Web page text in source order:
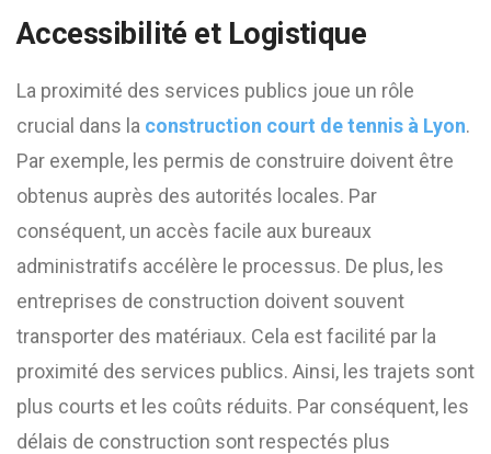
Accessibilité et Logistique
La proximité des services publics joue un rôle
crucial dans la construction court de tennis à Lyon.
Par exemple, les permis de construire doivent être
obtenus auprès des autorités locales. Par
conséquent, un accès facile aux bureaux
administratifs accélère le processus. De plus, les
entreprises de construction doivent souvent
transporter des matériaux. Cela est facilité par la
proximité des services publics. Ainsi, les trajets sont
plus courts et les coûts réduits. Par conséquent, les
délais de construction sont respectés plus